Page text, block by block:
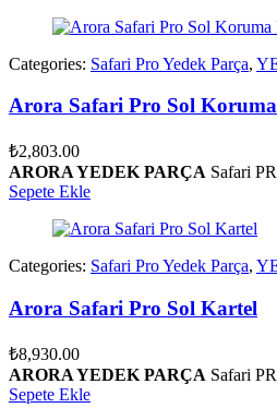
Categories: Safari Pro Yedek Parça,
Arora Safari Pro Sol
₺2,803.00
ARORA YEDEK PARÇA Safari
Sepete Ekle
Categories: Safari Pro Yedek Parça,
Arora Safari Pro Sol Kartel
₺8,930.00
ARORA YEDEK PARÇA Safari
Sepete Ekle